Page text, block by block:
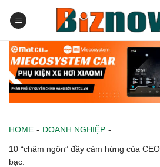
HOME - DOANH NGHIỆP -
10 “châm ngôn” đầy cảm hứng của
bạc.